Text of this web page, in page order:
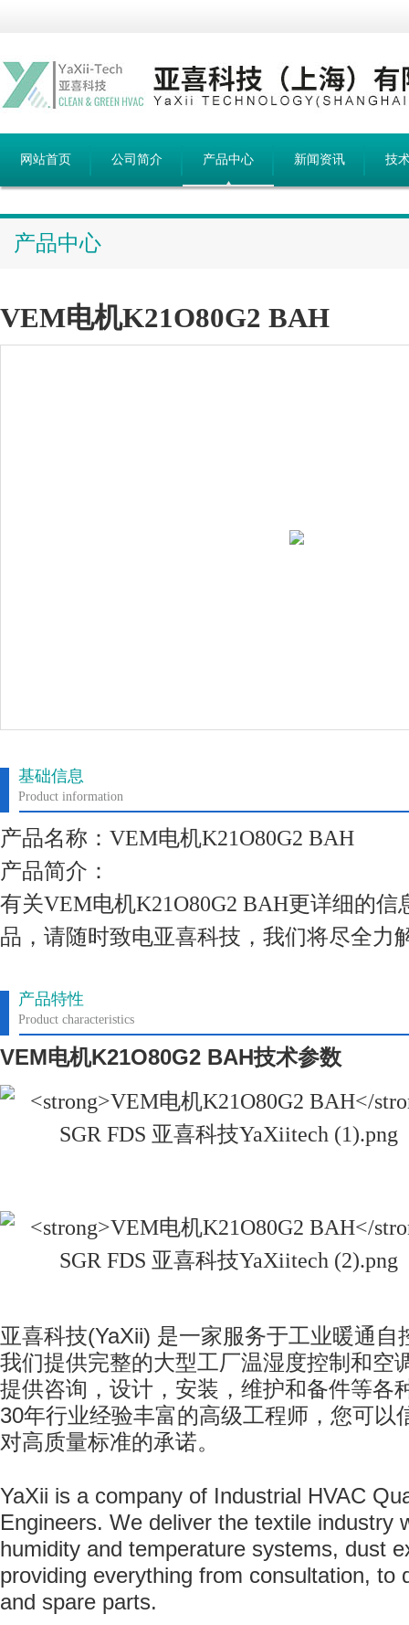
网站首页 公司简介 产品中心 新闻资讯 技
产品中心
VEM电机K21O80G2 BAH
基础信息
Product information
产品名称：VEM电机K21O80G2 BAH
产品简介：
有关VEM电机K21O80G2 BAH更详细的
品，请随时致电亚喜科技，我们将尽全力
产品特性
Product characteristics
VEM电机K21O80G2 BAH技术参数
亚喜科技(YaXii) 是一家服务于工业暖通自
我们提供完整的大型工厂温湿度控制和空
提供咨询，设计，安装，维护和备件等各
30年行业经验丰富的高级工程师，您可以
对高质量标准的承诺。
YaXii is a company of Industrial HVAC
Engineers. We deliver the textile industry
humidity and temperature systems, dust
providing everything from consultation, to
and spare parts.